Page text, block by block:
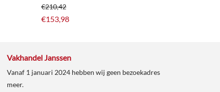
€210,42
€153,98
Vakhandel Janssen
Vanaf 1 januari 2024 hebben wij geen bezoekadres
meer.